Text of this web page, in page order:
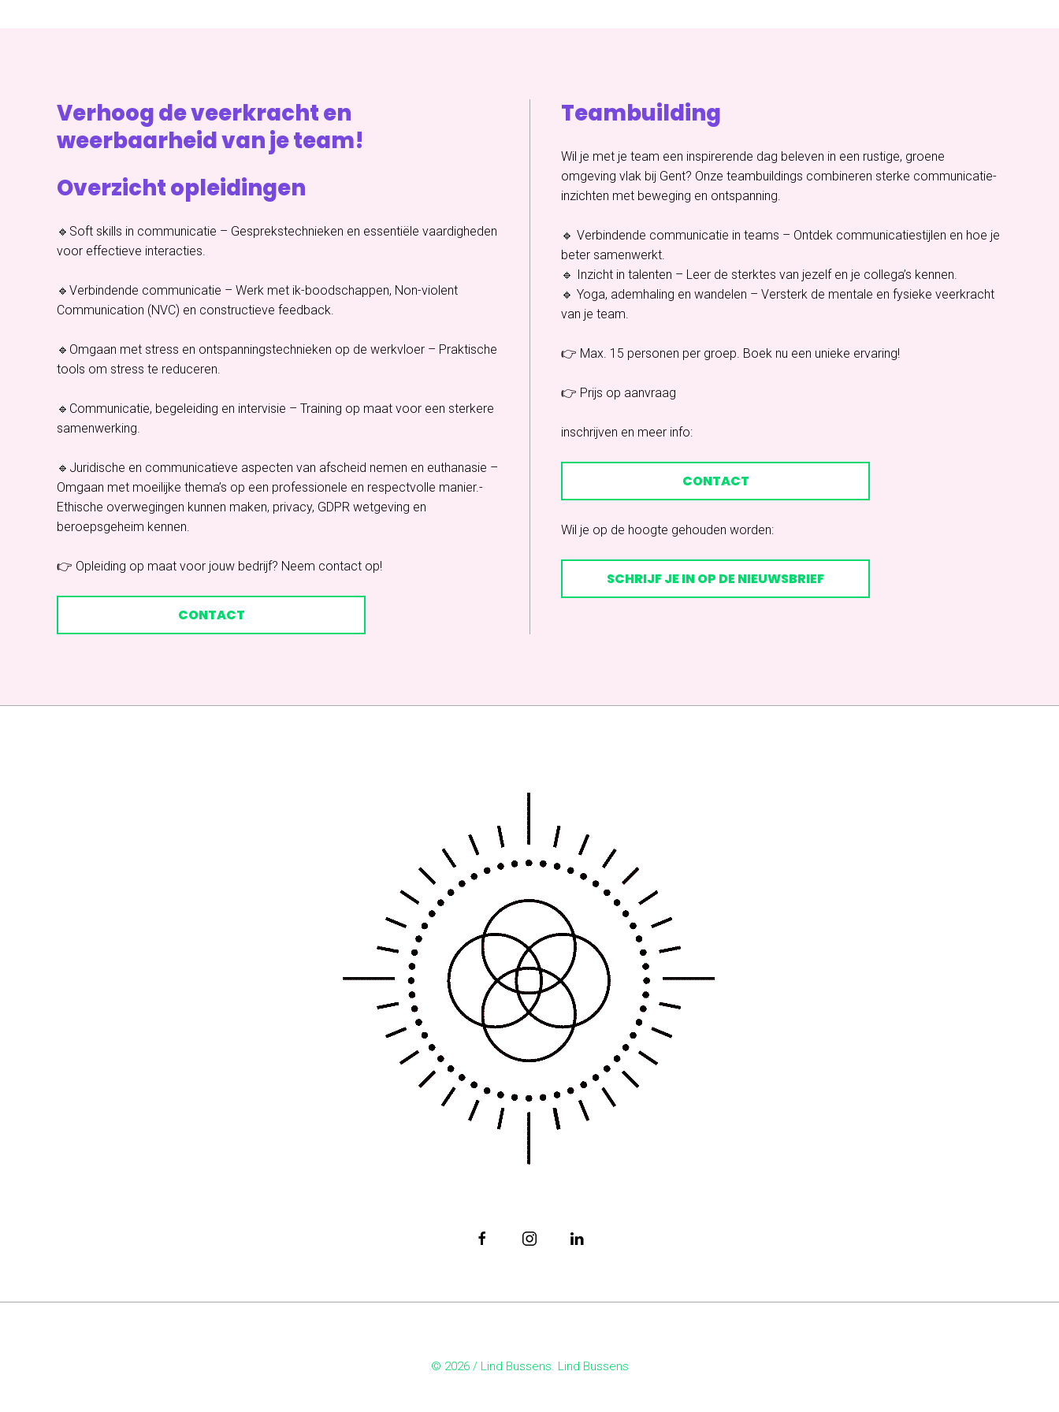
Verhoog de veerkracht en
weerbaarheid van je team!
Overzicht opleidingen
🔹Soft skills in communicatie – Gesprekstechnieken en essentiële vaardigheden
voor effectieve interacties.
🔹Verbindende communicatie – Werk met ik-boodschappen, Non-violent
Communication (NVC) en constructieve feedback.
🔹Omgaan met stress en ontspanningstechnieken op de werkvloer – Praktische
tools om stress te reduceren.
🔹Communicatie, begeleiding en intervisie – Training op maat voor een sterkere
samenwerking.
🔹Juridische en communicatieve aspecten van afscheid nemen en euthanasie –
Omgaan met moeilijke thema’s op een professionele en respectvolle manier.-
Ethische overwegingen kunnen maken, privacy, GDPR wetgeving en
beroepsgeheim kennen.
👉 Opleiding op maat voor jouw bedrijf? Neem contact op!
CONTACT
Teambuilding
Wil je met je team een inspirerende dag beleven in een rustige, groene
omgeving vlak bij Gent? Onze teambuildings combineren sterke communicatie-
inzichten met beweging en ontspanning.
🔹 Verbindende communicatie in teams – Ontdek communicatiestijlen en hoe je
beter samenwerkt.
🔹 Inzicht in talenten – Leer de sterktes van jezelf en je collega’s kennen.
🔹 Yoga, ademhaling en wandelen – Versterk de mentale en fysieke veerkracht
van je team.
👉 Max. 15 personen per groep. Boek nu een unieke ervaring!
👉 Prijs op aanvraag
inschrijven en meer info:
CONTACT
Wil je op de hoogte gehouden worden:
SCHRIJF JE IN OP DE NIEUWSBRIEF
© 2026 / Lind Bussens. Lind Bussens